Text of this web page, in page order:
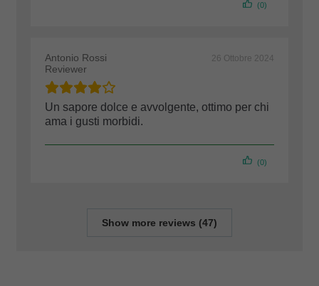
(0)
Antonio Rossi
Reviewer
26 Ottobre 2024
Un sapore dolce e avvolgente, ottimo per chi
ama i gusti morbidi.
(0)
Show more reviews (47)